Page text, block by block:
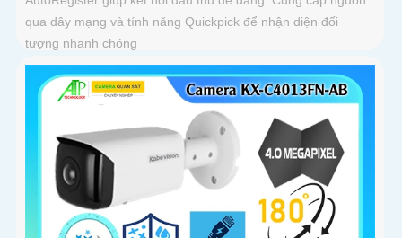
qua dây mạng và tính năng Quickpick để nhận diện đối
tượng nhanh chóng